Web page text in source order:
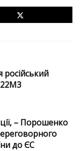
російський
– Порошенко
до ЄС